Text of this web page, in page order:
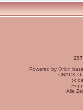
Powered by Orion
CBACK
:-:
Alle